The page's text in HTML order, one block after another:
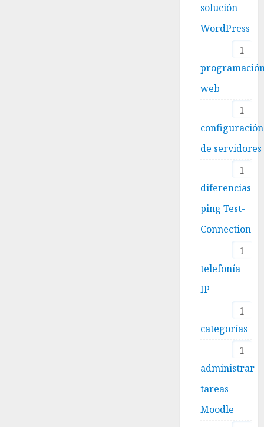
solución
WordPress
1
web
1
configuración
de servidores
1
diferencias
ping Test-
Connection
1
telefonía
IP
1
categorías
1
administrar
tareas
Moodle